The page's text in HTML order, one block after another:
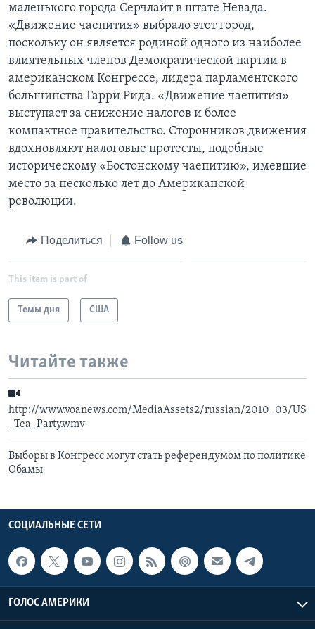
Learning English
СОЦИАЛЬНЫЕ СЕТИ
Языки
маленького города Серчлайт в штате Невада.
«Движение чаепития» выбрало этот город,
поскольку он является родиной одного из наиболее
влиятельных членов Демократической партии в
американском Конгрессе, лидера парламентского
большинства Гарри Рида. «Движение чаепития»
выступает за снижение налогов и более
компактное правительство. Сторонников движения
вдохновляют налоговые протесты, подобные
историческому «Бостонскому чаепитию», имевшие
место за несколько лет до Американской
революции.
Поделиться Follow us
This item is part of
Темы дня США
Читайте также
http://www.voanews.com/MediaAssets2/russian/2010_03/US
_Tea_Party.wmv
Выборы в Конгресс могут стать референдумом по политике
Обамы
СОЦИАЛЬНЫЕ СЕТИ
ГОЛОС АМЕРИКИ